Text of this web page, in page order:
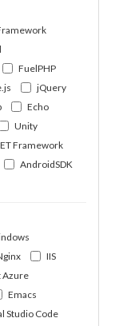
FuelPHP
jQuery
Echo
Unity
Framework
AndroidSDK
IIS
Azure
Emacs
Studio Code